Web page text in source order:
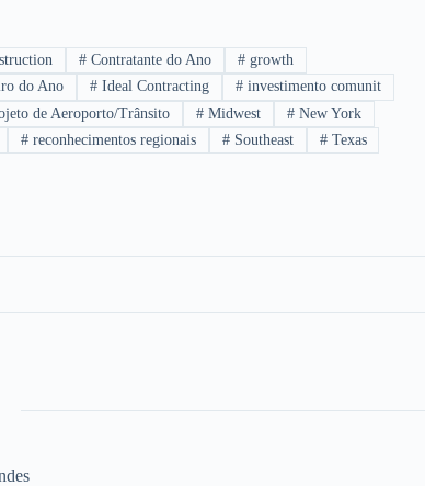
# Contratante do Ano #growth
do Ano # Ideal Contracting #investimento comunit
de Aeroporto/Trânsito # Midwest # New York
# reconhecimentos regionais #Southeast #Texas